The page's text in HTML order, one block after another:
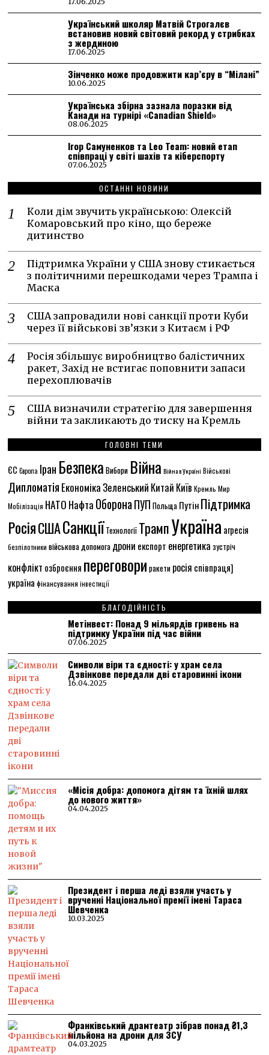
Український школяр Матвій Строгалєв
встановив новий світовий рекорд у стрибках
з жердиною
17.06.2025
Зінченко може продовжити кар’єру в “Мілані”
10.06.2025
Українська збірна зазнала поразки від
Канади на турнірі «Canadian Shield»
08.06.2025
Ігор Самуненков та Leo Team: новий етап
співпраці у світі шахів та кіберспорту
07.06.2025
ОСТАННІ НОВИНИ
Коли дім звучить українською: Олексій
Комаровський про кіно, що береже
дитинство
Підтримка України у США знову стикається
з політичними перешкодами через Трампа і
Маска
США запровадили нові санкції проти Куби
через її військові зв’язки з Китаєм і РФ
Росія збільшує виробництво балістичних
ракет, Захід не встигає поповнити запаси
перехоплювачів
США визначили стратегію для завершення
війни та закликають до тиску на Кремль
ГОЛОВНІ ТЕМИ
ЄС Європа Іран Безпека Вибори Війна Війна в Україні Військові
Дипломатія ЕкономікаЗеленський Китай Київ Кремль Мир
Мобілізація НАТО Нафта ОборонаПУП Польща ПутінПідтримка
РосіяСШАСанкціїТехнологіїТрампУкраїна агресія
безпілотники військова допомога дрони експорт енергетика зустріч
конфлікт озброєння переговори ракети росія співпраця]
україна фінансування інвестиції
БЛАГОДІЙНІСТЬ
Метінвест: Понад 9 мільярдів гривень на
підтримку України під час війни
07.06.2025
Символи віри та єдності: у храм села
Дзвінкове передали дві старовинні ікони
16.04.2025
«Місія добра: допомога дітям та їхній шлях
до нового життя»
04.04.2025
Президент і перша леді взяли участь у
врученні Національної премії імені Тараса
Шевченка
10.03.2025
Франківський драмтеатр зібрав понад ₴1,3
мільйона на дрони для ЗСУ
04.03.2025